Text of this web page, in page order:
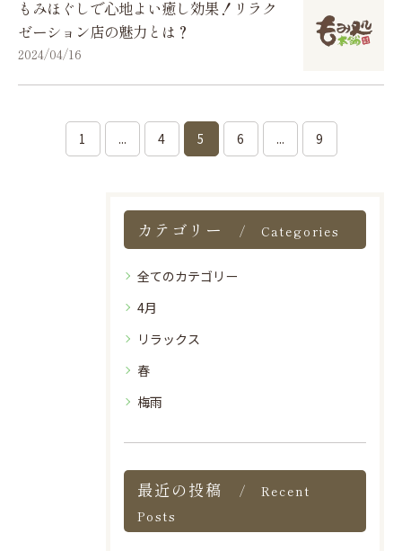
もみほぐしで心地よい癒し効果！リラク
ゼーション店の魅力とは？
2024/04/16
1 ... 4 5 6 ... 9
カテゴリー Categories
全てのカテゴリー
4月
リラックス
春
梅雨
最近の投稿
Recent
Posts